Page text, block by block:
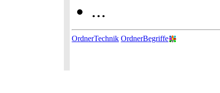
...
OrdnerTechnik OrdnerBegriffe